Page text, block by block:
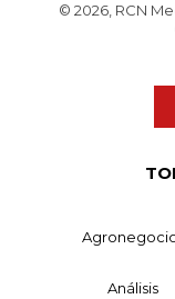
© 2026, RCN
Análisis